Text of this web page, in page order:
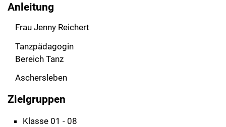
Anleitung
Frau Jenny Reichert
Tanzpädagogin
Bereich Tanz
Aschersleben
Zielgruppen
Klasse 01 - 08